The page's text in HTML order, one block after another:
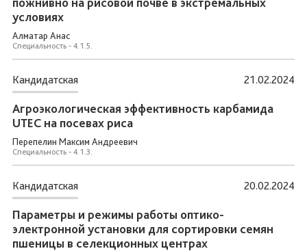
условиях
Алматар Анас
Специальность - 4.1.5.
Кандидатская
Агроэкологическая эффективность карбамида
UTEC на посевах риса
Перепелин Максим Андреевич
Специальность - 4.1.3.
21.02.2024
Кандидатская
Параметры и режимы работы оптико-
электронной установки для сортировки семян
пшеницы в селекционных центрах
20.02.2024